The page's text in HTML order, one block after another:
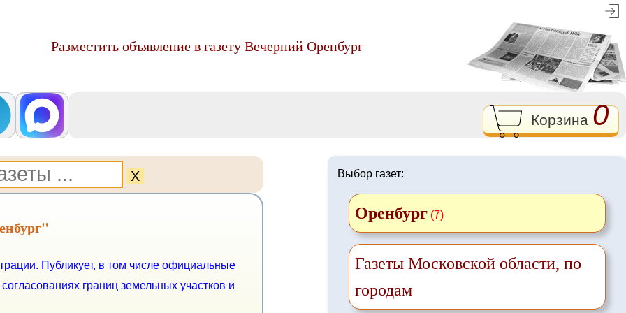
Разместить объявление в газету Вечерний Оренбург
Корзина 0
Х
Публикует, в том числе официальные
границ земельных участков и
Выбор газет:
Оренбург (7)
Газеты Московской области, по
городам